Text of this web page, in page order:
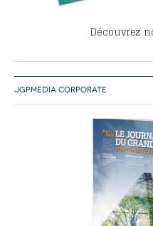
Découvrez
JGPMEDIA CORPORATE